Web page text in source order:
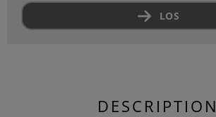
LOS
DESCRIPTION